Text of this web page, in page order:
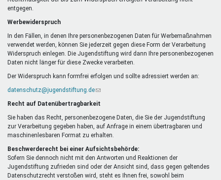
entgegen.
Werbewiderspruch
In den Fällen, in denen Ihre personenbezogenen Daten für Werbemaßnahmen
verwendet werden, können Sie jederzeit gegen diese Form der Verarbeitung
Widerspruch einlegen. Die Jugendstiftung wird dann Ihre personenbezogenen
Daten nicht länger für diese Zwecke verarbeiten.
Der Widerspruch kann formfrei erfolgen und sollte adressiert werden an:
datenschutz@jugendstiftung.de(Link
E-
Mail)
Recht auf Datenübertragbarkeit
Sie haben das Recht, personenbezogene Daten, die Sie der Jugendstiftung
zur Verarbeitung gegeben haben, auf Anfrage in einem übertragbaren und
maschinenlesbaren Format zu erhalten.
Beschwerderecht bei einer Aufsichtsbehörde:
Sofern Sie dennoch nicht mit den Antworten und Reaktionen der
Jugendstiftung zufrieden sind oder der Ansicht sind, dass gegen geltendes
Datenschutzrecht verstoßen wird, steht es Ihnen frei, sowohl beim